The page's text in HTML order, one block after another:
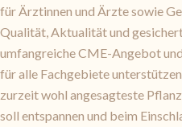
für Ärztinnen und Ärzte sowie
Qualität, Aktualität und
umfangreiche CME-Angebot
für alle Fachgebiete
zurzeit wohl angesagteste
soll entspannen und beim